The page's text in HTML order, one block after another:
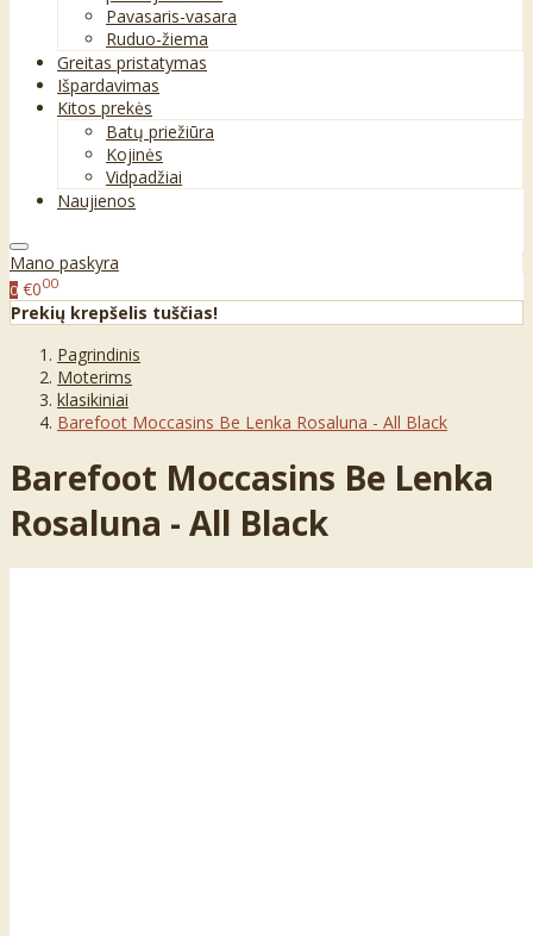
Pavasaris-vasara
Ruduo-žiema
Greitas pristatymas
Išpardavimas
Kitos prekės
Batų priežiūra
Kojinės
Vidpadžiai
Naujienos
Mano paskyra
0 €000
Prekių krepšelis tuščias!
Pagrindinis
Moterims
klasikiniai
Barefoot Moccasins Be Lenka Rosaluna - All Black
Barefoot Moccasins Be Lenka
Rosaluna - All Black